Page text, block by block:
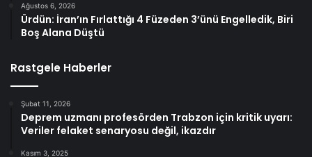
Ağustos 6, 2026
Ürdün: İran’ın Fırlattığı 4 Füzeden 3’ünü Engelledik, Biri
Boş Alana Düştü
Rastgele Haberler
Şubat 11, 2026
Deprem uzmanı profesörden Trabzon için kritik uyarı:
Veriler felaket senaryosu değil, ikazdır
Kasım 3, 2025